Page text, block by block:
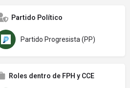
Partido Político
Partido Progresista (PP)
Roles dentro de FPH y CCE